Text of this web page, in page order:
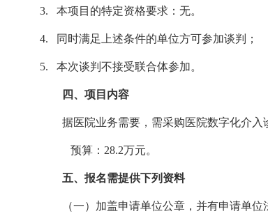
3. 本项目的特定资格要求：无。
4. 同时满足上述条件的单位方可参加谈判；
5. 本次谈判不接受联合体参加。
四、项目内容
据医院业务需要，需采购医院数字化介入
预算： 28.2万元。
五、报名需提供下列资料
（一）加盖申请单位公章，并有申请单